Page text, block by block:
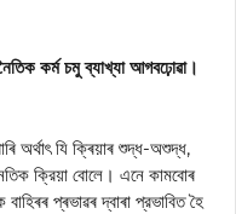
কর্ম চমু ব্যাখ্যা আগবঢ়োৱা।
অর্থাৎ যি ক্ৰিয়াৰ শুদ্ধ-অশুদ্ধ,
ক্রিয়া বোলে। এনে কামবোৰ
প্ৰভাৱৰ দ্বাৰা প্রভাবিত হৈ